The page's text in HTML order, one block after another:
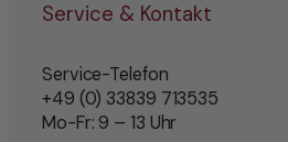
Service & Kontakt
Service-Telefon
+49 (0) 33839 713535
Mo-Fr: 9 – 13 Uhr